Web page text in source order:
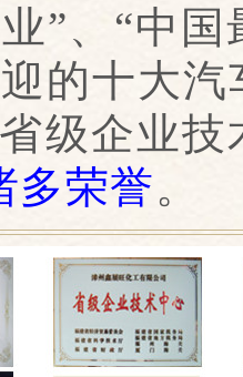
”、“中
的十大
级企业
多荣誉。